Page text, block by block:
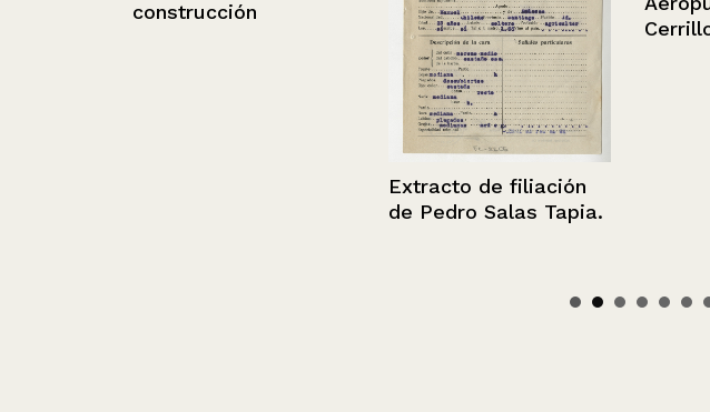
construcción
Extracto de filiación
de Pedro Salas Tapia.
Cerrillos.